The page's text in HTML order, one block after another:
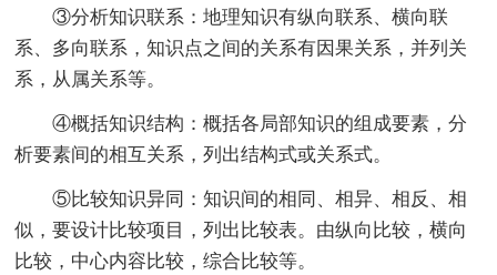
③分析知识联系：地理知识有纵向联系、横向联
系、多向联系，知识点之间的关系有因果关系，并列关
系，从属关系等。
④概括知识结构：概括各局部知识的组成要素，分
析要素间的相互关系，列出结构式或关系式。
⑤比较知识异同：知识间的相同、相异、相反、相
似，要设计比较项目，列出比较表。由纵向比较，横向
比较，中心内容比较，综合比较等。